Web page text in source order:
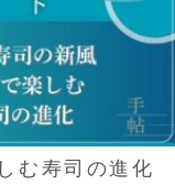
む寿司の進化